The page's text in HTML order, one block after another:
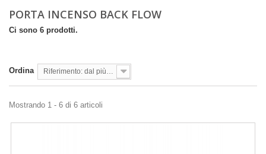
PORTA INCENSO BACK FLOW
Ci sono 6 prodotti.
Ordina
Mostrando 1 - 6 di 6 articoli